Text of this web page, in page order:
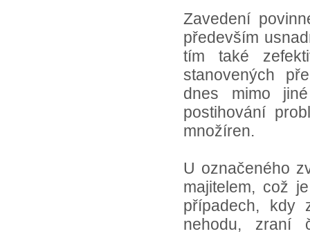
Zavedení
především
tím také
stanovených
dnes mimo
postihování
množíren.
U označeného
majitelem, což
případech, kdy
nehodu, zraní